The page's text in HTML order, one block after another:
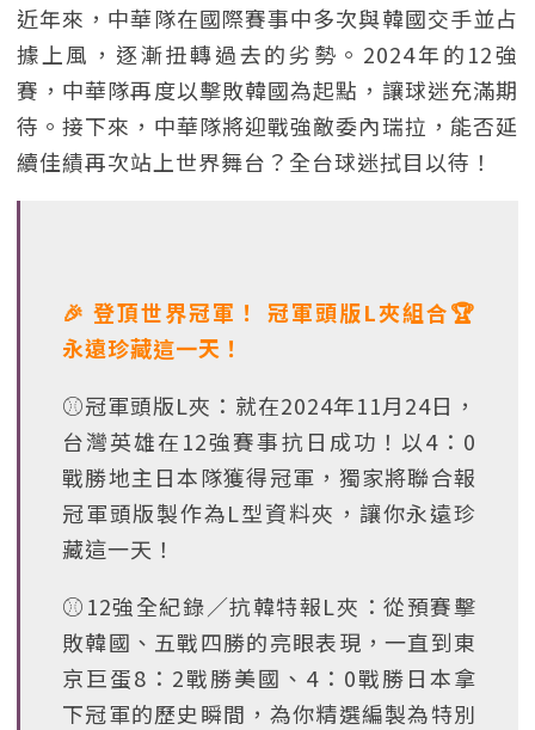
近年來，中華隊在國際賽事中多次與韓國交手並占
據上風，逐漸扭轉過去的劣勢。2024年的12強
賽，中華隊再度以擊敗韓國為起點，讓球迷充滿期
待。接下來，中華隊將迎戰強敵委內瑞拉，能否延
續佳績再次站上世界舞台？全台球迷拭目以待！
🎉 登頂世界冠軍！ 冠軍頭版L夾組合🏆️
永遠珍藏這一天！
⚾冠軍頭版L夾：就在2024年11月24日，
台灣英雄在12強賽事抗日成功！以4：0
戰勝地主日本隊獲得冠軍，獨家將聯合報
冠軍頭版製作為L型資料夾，讓你永遠珍
藏這一天！
⚾12強全紀錄／抗韓特報L夾：從預賽擊
敗韓國、五戰四勝的亮眼表現，一直到東
京巨蛋8：2戰勝美國、4：0戰勝日本拿
下冠軍的歷史瞬間，為你精選編製為特別